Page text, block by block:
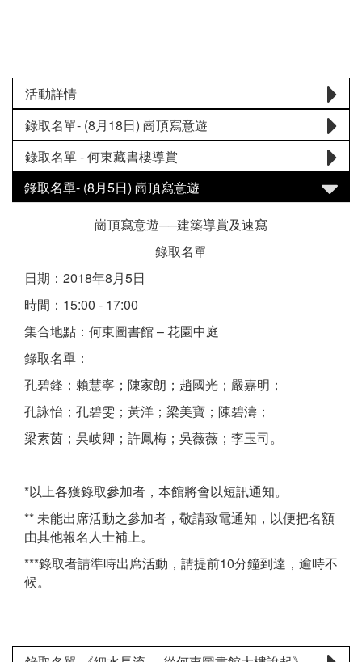
活動詳情
錄取名單- (8月18日) 崗頂寫意遊
錄取名單 - 何東藏書樓導賞
錄取名單- (8月5日) 崗頂寫意遊
崗頂寫意遊──建築導賞及速寫
錄取名單
日期：2018年8月5日
時間：15:00 - 17:00
集合地點：何東圖書館 – 花園中庭
錄取名單：
孔碧鋒；賴慧寧；陳家朗；趙國光；嚴嘉明；
孔詠怡；孔碧雯；黃洋；梁美寶；陳碧濤；
梁素茵；吳岐卿；許鳳梅；吳薇薇；李玉司。
*以上各獲錄取參加者，本館將會以短訊通知。
** 未能出席活動之參加者，敬請致電通知，以便把名額
由其他報名人士補上。
***錄取者請準時出席活動，請提前10分鐘到達，逾時不
候。